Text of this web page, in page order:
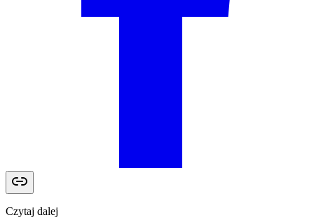
Czytaj dalej